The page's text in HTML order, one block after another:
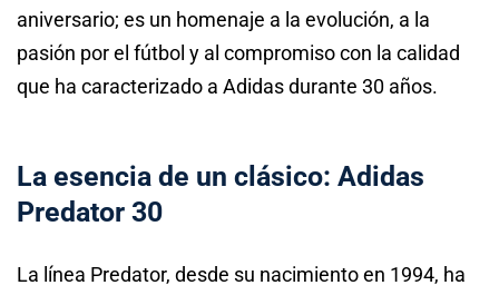
aniversario; es un homenaje a la evolución, a la
pasión por el fútbol y al compromiso con la calidad
que ha caracterizado a Adidas durante 30 años.
La esencia de un clásico: Adidas
Predator 30
La línea Predator, desde su nacimiento en 1994, ha